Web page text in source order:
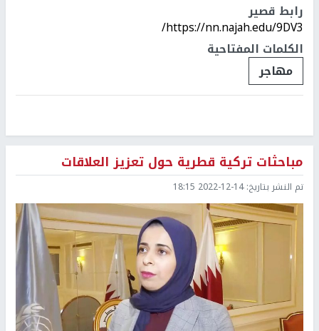
رابط قصير
https://nn.najah.edu/9DV3/
الكلمات المفتاحية
مهاجر
مباحثات تركية قطرية حول تعزيز العلاقات
تم النشر بتاريخ:2022-12-14 18:15